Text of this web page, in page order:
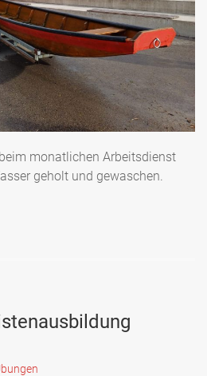
monatlichen Arbeitsdienst
geholt und gewaschen.